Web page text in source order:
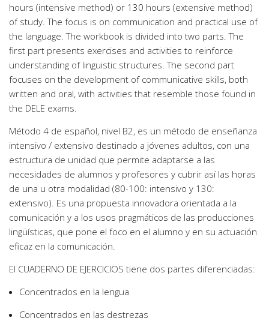
hours (intensive method) or 130 hours (extensive method)
of study. The focus is on communication and practical use of
the language. The workbook is divided into two parts. The
first part presents exercises and activities to reinforce
understanding of linguistic structures. The second part
focuses on the development of communicative skills, both
written and oral, with activities that resemble those found in
the DELE exams.
Método 4 de español, nivel B2, es un método de enseñanza
intensivo / extensivo destinado a jóvenes adultos, con una
estructura de unidad que permite adaptarse a las
necesidades de alumnos y profesores y cubrir así las horas
de una u otra modalidad (80-100: intensivo y 130:
extensivo). Es una propuesta innovadora orientada a la
comunicación y a los usos pragmáticos de las producciones
lingüísticas, que pone el foco en el alumno y en su actuación
eficaz en la comunicación.
El CUADERNO DE EJERCICIOS tiene dos partes diferenciadas:
Concentrados en la lengua
Concentrados en las destrezas